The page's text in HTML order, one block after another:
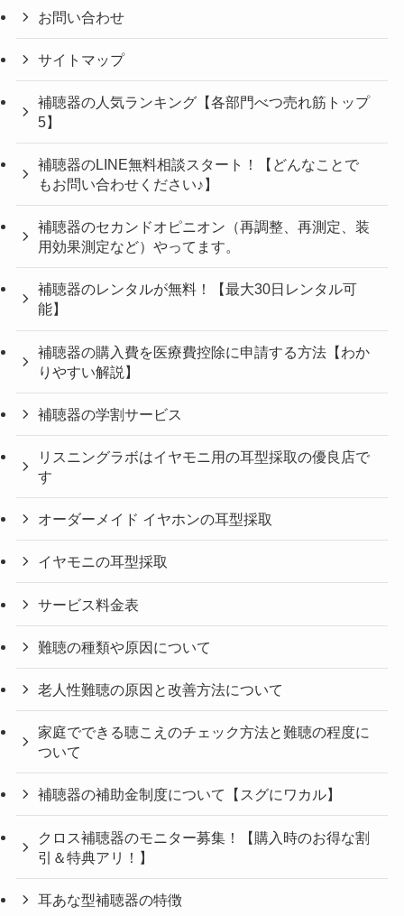
お問い合わせ
サイトマップ
補聴器の人気ランキング【各部門べつ売れ筋トップ
5】
補聴器のLINE無料相談スタート！【どんなことで
もお問い合わせください♪】
補聴器のセカンドオピニオン（再調整、再測定、装
用効果測定など）やってます。
補聴器のレンタルが無料！【最大30日レンタル可
能】
補聴器の購入費を医療費控除に申請する方法【わか
りやすい解説】
補聴器の学割サービス
リスニングラボはイヤモニ用の耳型採取の優良店で
す
オーダーメイド イヤホンの耳型採取
イヤモニの耳型採取
サービス料金表
難聴の種類や原因について
老人性難聴の原因と改善方法について
家庭でできる聴こえのチェック方法と難聴の程度に
ついて
補聴器の補助金制度について【スグにワカル】
クロス補聴器のモニター募集！【購入時のお得な割
引＆特典アリ！】
耳あな型補聴器の特徴